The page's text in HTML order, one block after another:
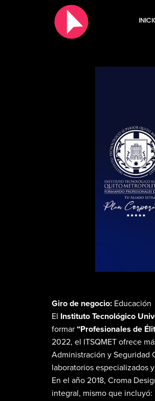
Giro de negocio: Educación
El Instituto Tecnológico
formar “Profesionales de
2022, el ITSQMET ofrece
Administración y Seguridad
laboratorios especializados
En el año 2018, Croma
integral, mismo que incluyó: